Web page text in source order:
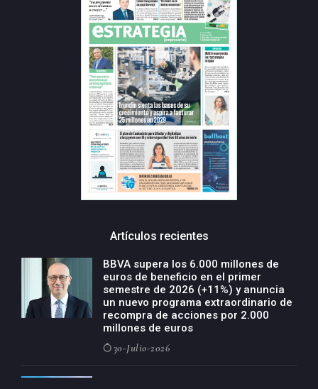
Artículos recientes
BBVA supera los 6.000 millones de
euros de beneficio en el primer
semestre de 2026 (+11%) y anuncia
un nuevo programa extraordinario de
recompra de acciones por 2.000
millones de euros
30-Julio-2026